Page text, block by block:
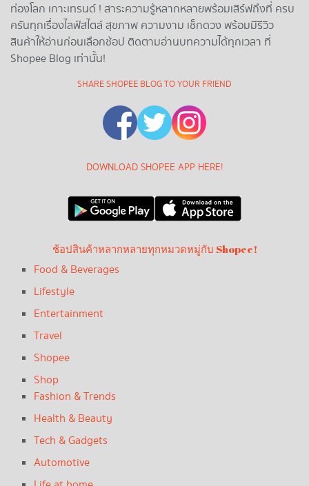
ท่องโลก เกาะเทรนด์ ! สาระความรู้หลากหลายพร้อมเสิร์ฟถึงที่ ครบ
ครันทุกเรื่องไลฟ์สไตล์ สุขภาพ ความงาม เช็กดวง พร้อมมีรีวิว
สินค้าให้อ่านก่อนเลือกช้อป ติดตามอ่านบทความได้ทุกเวลา ที่
Shopee Blog เท่านั้น!
SHARE SHOPEE BLOG TO YOUR FRIEND
DOWNLOAD SHOPEE APP HERE!
ช้อปสินค้าหลากหลายทุกหมวดหมู่กับ Shopee!
Food & Beverages
Lifestyle
Entertainment
Travel
Shopee
Shop
Fashion & Trends
Health & Beauty
Tech & Gadgets
Automotive